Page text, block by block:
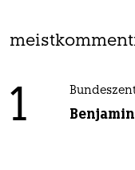
1